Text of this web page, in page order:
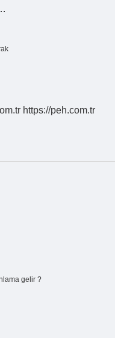
https://peh.com.tr
gelir ?